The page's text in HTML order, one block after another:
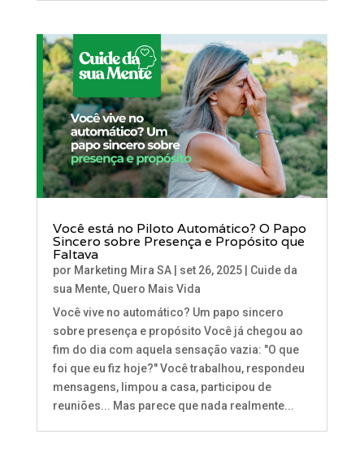
Você está no Piloto Automático? O Papo
Sincero sobre Presença e Propósito que
Faltava
por Marketing Mira SA| set 26, 2025| Cuide da
sua Mente, Quero Mais Vida
Você vive no automático? Um papo sincero
sobre presença e propósito Você já chegou ao
fim do dia com aquela sensação vazia: "O que
foi que eu fiz hoje?" Você trabalhou, respondeu
mensagens, limpou a casa, participou de
reuniões... Mas parece que nada realmente...